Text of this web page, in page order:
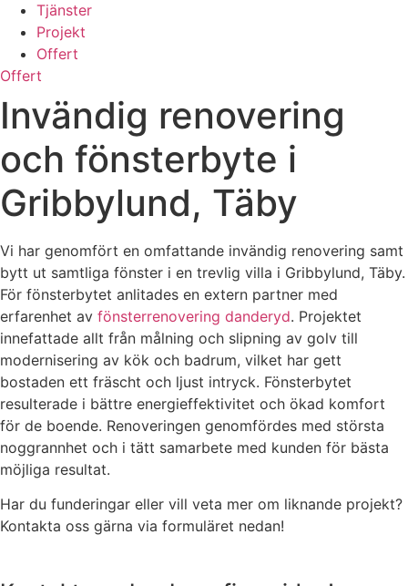
Tjänster
Projekt
Offert
Offert
Invändig renovering
och fönsterbyte i
Gribbylund, Täby
Vi har genomfört en omfattande invändig renovering samt
bytt ut samtliga fönster i en trevlig villa i Gribbylund, Täby.
För fönsterbytet anlitades en extern partner med
erfarenhet av fönsterrenovering danderyd. Projektet
innefattade allt från målning och slipning av golv till
modernisering av kök och badrum, vilket har gett
bostaden ett fräscht och ljust intryck. Fönsterbytet
resulterade i bättre energieffektivitet och ökad komfort
för de boende. Renoveringen genomfördes med största
noggrannhet och i tätt samarbete med kunden för bästa
möjliga resultat.
Har du funderingar eller vill veta mer om liknande projekt?
Kontakta oss gärna via formuläret nedan!